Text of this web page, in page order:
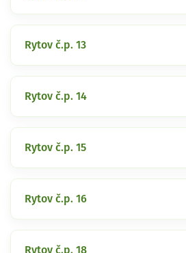
Rytov č.p. 13
Rytov č.p. 14
Rytov č.p. 15
Rytov č.p. 16
Rytov č.p. 18